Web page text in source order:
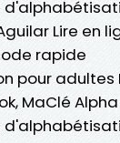
Lire en
rapide
pour adultes
MaClé Alpha